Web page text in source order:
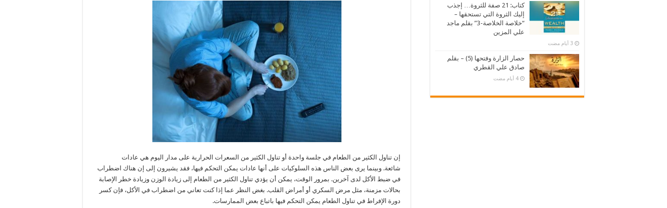
إن تناول الكثير من الطعام في جلسة واحدة أو تناول الكثير من السعرات الحرارية على مدار اليوم هي عادات
شائعة. وبينما يرى بعض الناس هذه السلوكيات على أنها عادات يمكن التحكم فيها، فقد يشيرون إلى إن هناك اضطراب
في ضبط الأكل لدى آخرين. بمرور الوقت، يمكن أن يؤدي تناول الكثير من الطعام إلى زيادة الوزن وزيادة خطر الإصابة
بحالات مزمنة، مثل مرض السكري أو أمراض القلب. بغض النظر عما إذا كنت تعاني من اضطراب في الأكل، فإن كسر
دورة الإفراط في تناول الطعام يمكن التحكم فيها باتباع بعض الممارسات.
كتاب: 21 صفة للثروة… إجذب
إليك الثروة التي تستحقها –
“خلاصة الخلاصة-3” بقلم ماجد
علي المزين
حصار الزارة وفتحها (5) – بقلم
صادق علي القطري